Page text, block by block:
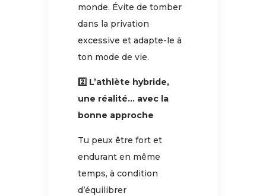
monde. Évite de tomber
dans la privation
excessive et adapte-le à
ton mode de vie.
2️⃣ L’athlète hybride,
une réalité… avec la
bonne approche
Tu peux être fort et
endurant en même
temps, à condition
d’équilibrer